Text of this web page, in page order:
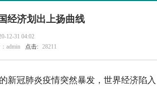
经济划出上扬曲线
12-31 04:02
admin 点击: 28211
新冠肺炎疫情突然暴发，世界经济陷入